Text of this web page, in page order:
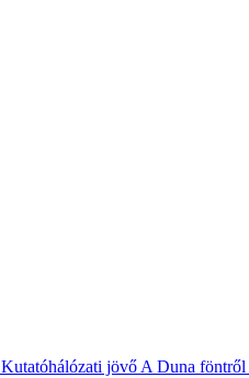
Kutatóhálózati jövő A Duna föntről